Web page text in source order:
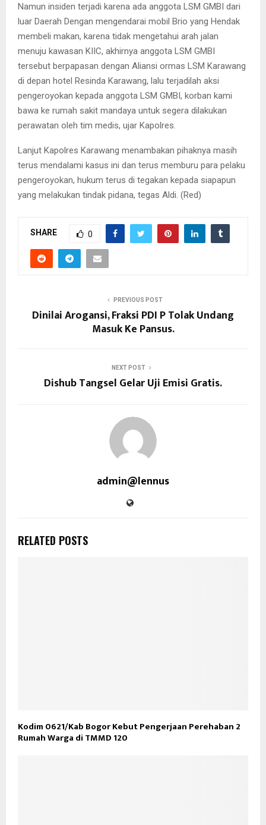
Namun insiden terjadi karena ada anggota LSM GMBI dari
luar Daerah Dengan mengendarai mobil Brio yang Hendak
membeli makan, karena tidak mengetahui arah jalan
menuju kawasan KIIC, akhirnya anggota LSM GMBI
tersebut berpapasan dengan Aliansi ormas LSM Karawang
di depan hotel Resinda Karawang, lalu terjadilah aksi
pengeroyokan kepada anggota LSM GMBI, korban kami
bawa ke rumah sakit mandaya untuk segera dilakukan
perawatan oleh tim medis, ujar Kapolres.
Lanjut Kapolres Karawang menambakan pihaknya masih
terus mendalami kasus ini dan terus memburu para pelaku
pengeroyokan, hukum terus di tegakan kepada siapapun
yang melakukan tindak pidana, tegas Aldi. (Red)
SHARE 0
PREVIOUS POST
Dinilai Arogansi, Fraksi PDI P Tolak Undang
Masuk Ke Pansus.
NEXT POST
Dishub Tangsel Gelar Uji Emisi Gratis.
admin@lennus
RELATED POSTS
Kodim 0621/Kab Bogor Kebut Pengerjaan Perehaban 2
Rumah Warga di TMMD 120